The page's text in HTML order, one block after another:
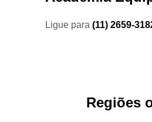
Ligue para(11) 2659-
Regiões